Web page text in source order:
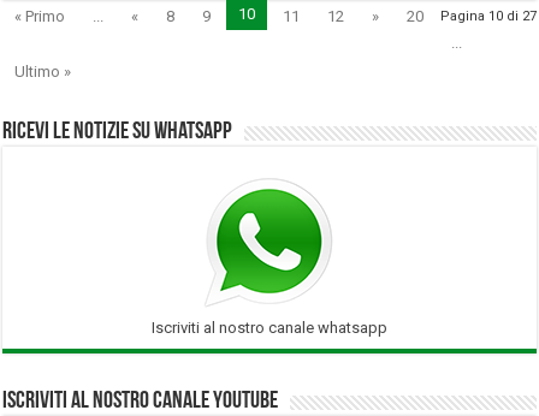
Pagina 10 di 27
« Primo ... « 8 9 10 11 12 »
20
...
Ultimo »
Ricevi le notizie su Whatsapp
Iscriviti al nostro canale whatsapp
Iscriviti al nostro Canale Youtube